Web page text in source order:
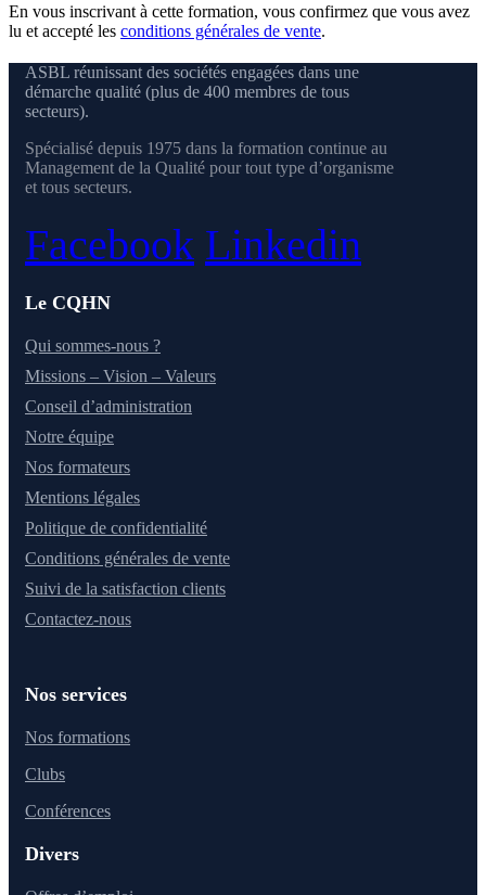
En vous inscrivant à cette formation, vous confirmez que vous avez
lu et accepté les conditions générales de vente.
ASBL réunissant des sociétés engagées dans une
démarche qualité (plus de 400 membres de tous
secteurs).
Spécialisé depuis 1975 dans la formation continue au
Management de la Qualité pour tout type d’organisme
et tous secteurs.
Facebook Linkedin
Le CQHN
Qui sommes-nous ?
Missions – Vision – Valeurs
Conseil d’administration
Notre équipe
Nos formateurs
Mentions légales
Politique de confidentialité
Conditions générales de vente
Suivi de la satisfaction clients
Contactez-nous
Nos services
Nos formations
Clubs
Conférences
Divers